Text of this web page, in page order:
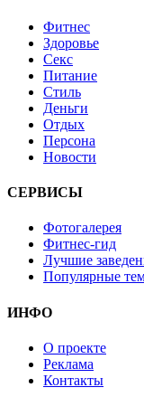
Фитнес
Здоровье
Секс
Питание
Стиль
Деньги
Отдых
Персона
Новости
СЕРВИСЫ
Фотогалерея
Фитнес-гид
Лучшие
Популярные
ИНФО
О проекте
Реклама
Контакты